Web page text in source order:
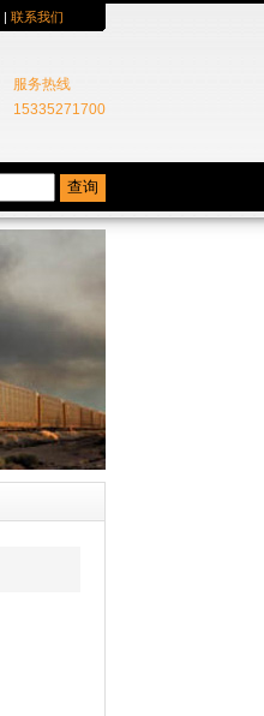
| 联系我们
服务热线
15335271700